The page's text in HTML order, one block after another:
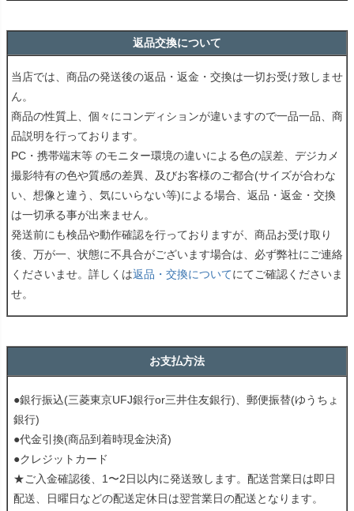
返品交換について
当店では、商品の発送後の返品・返金・交換は一切お受け致しませ
ん。
商品の性質上、個々にコンディションが違いますので一品一品、商
品説明を行っております。
PC・携帯端末等 のモニター環境の違いによる色の誤差、デジカメ
撮影特有の色や質感の差異、及びお客様のご都合(サイズが合わな
い、想像と違う、気にいらない等)による場合、返品・返金・交換
は一切承る事が出来ません。
発送前にも検品や動作確認を行っておりますが、商品お受け取り
後、万が一、状態に不具合がございます場合は、必ず弊社にご連絡
くださいませ。詳しくは返品・交換についてにてご確認くださいま
せ。
お支払方法
●銀行振込(三菱東京UFJ銀行or三井住友銀行)、郵便振替(ゆうちょ
銀行)
●代金引換(商品到着時現金決済)
●クレジットカード
★ご入金確認後、1〜2日以内に発送致します。配送営業日は即日
配送、日曜日などの配送定休日は翌営業日の配送となります。